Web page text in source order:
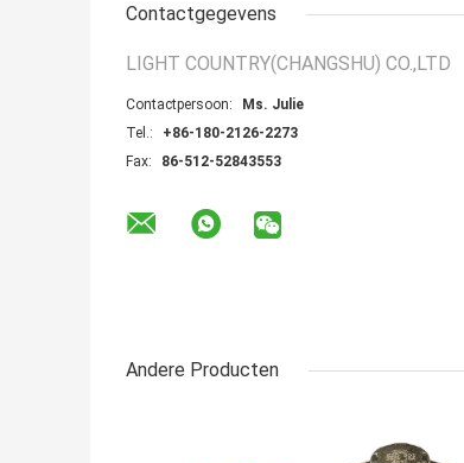
Contactgegevens
LIGHT COUNTRY(CHANGSHU) CO.,LTD
Contactpersoon:
Ms. Julie
Tel.:
+86-180-2126-2273
Fax:
86-512-52843553
Andere Producten